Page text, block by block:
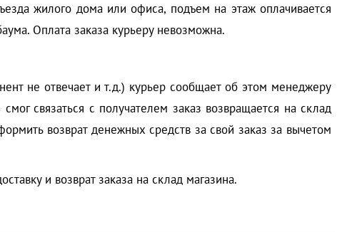
жилого дома или офиса, подъем на этаж оплачивается
Оплата заказа курьеру невозможна.
не отвечает и т.д.) курьер сообщает об этом менеджеру
связаться с получателем заказ возвращается на склад
возврат денежных средств за свой заказ за вычетом
и возврат заказа на склад магазина.